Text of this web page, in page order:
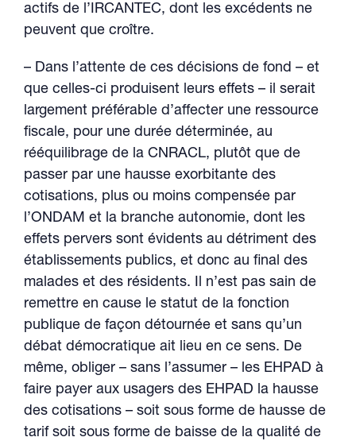
actifs de l’IRCANTEC, dont les excédents ne
peuvent que croître.
– Dans l’attente de ces décisions de fond – et
que celles-ci produisent leurs effets – il serait
largement préférable d’affecter une ressource
fiscale, pour une durée déterminée, au
rééquilibrage de la CNRACL, plutôt que de
passer par une hausse exorbitante des
cotisations, plus ou moins compensée par
l’ONDAM et la branche autonomie, dont les
effets pervers sont évidents au détriment des
établissements publics, et donc au final des
malades et des résidents. Il n’est pas sain de
remettre en cause le statut de la fonction
publique de façon détournée et sans qu’un
débat démocratique ait lieu en ce sens. De
même, obliger – sans l’assumer – les EHPAD à
faire payer aux usagers des EHPAD la hausse
des cotisations – soit sous forme de hausse de
tarif soit sous forme de baisse de la qualité de